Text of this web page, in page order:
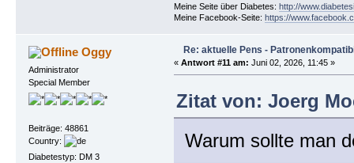
Meine Seite über Diabetes: http://
Meine Facebook-Seite: https://
Oggy
Administrator
Special Member
Beiträge: 48861
Country:
Diabetestyp: DM 3
Re: aktuelle Pens -
« Antwort #11 am: Juni 02, 2026, 11:45 »
Zitat von: Joerg
Warum sollte man